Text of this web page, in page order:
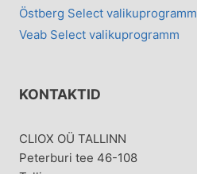
Östberg Select valikuprogramm
Veab Select valikuprogramm
KONTAKTID
CLIOX OÜ TALLINN
Peterburi tee 46-108